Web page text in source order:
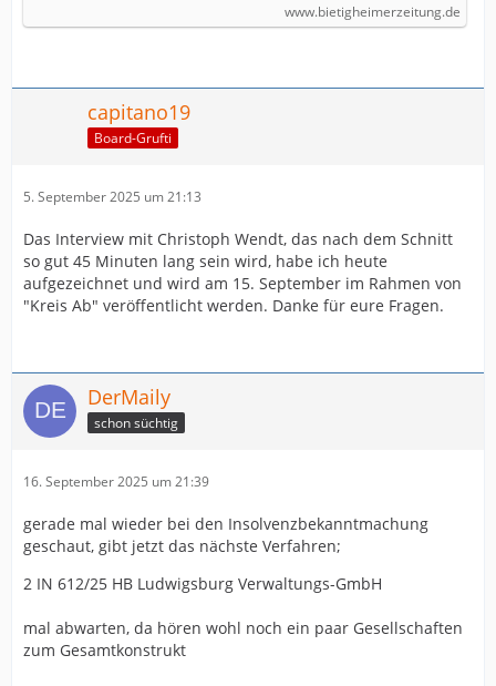
www.bietigheimerzeitung.de
capitano19
Board-Grufti
5. September 2025 um 21:13
Das Interview mit Christoph Wendt, das nach dem Schnitt
so gut 45 Minuten lang sein wird, habe ich heute
aufgezeichnet und wird am 15. September im Rahmen von
"Kreis Ab" veröffentlicht werden. Danke für eure Fragen.
DerMaily
schon süchtig
16. September 2025 um 21:39
gerade mal wieder bei den Insolvenzbekanntmachung
geschaut, gibt jetzt das nächste Verfahren;
2 IN 612/25 HB Ludwigsburg Verwaltungs-GmbH
mal abwarten, da hören wohl noch ein paar Gesellschaften
zum Gesamtkonstrukt